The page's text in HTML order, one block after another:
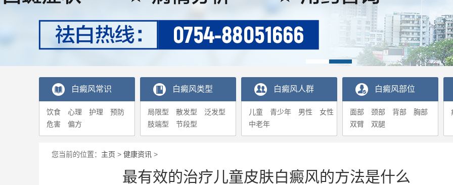
白癜风常识
饮食 心理 护理
预防
危害
偏方
白癜风类型
局限型 散发型
泛发型
肢端型
节段型
白癜风人群
儿童 青少年 男性
女性
中老年
白癜风部位
面部 颈部 背部
胸部
双臂
双腿
您当前的位置： 主页 > 健康资讯 >
最有效的治疗儿童皮肤白癜风的方法是什么